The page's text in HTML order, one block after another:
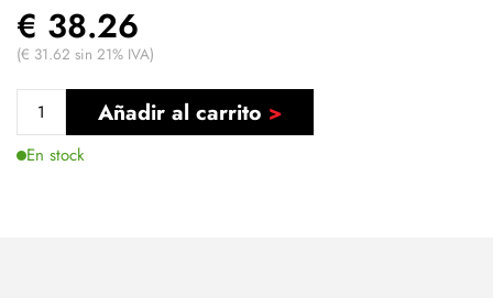
€ 38.26
(€ 31.62 sin 21% IVA)
Añadir al carrito
En stock